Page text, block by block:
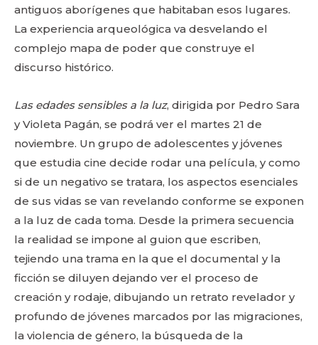
antiguos aborígenes que habitaban esos lugares.
La experiencia arqueológica va desvelando el
complejo mapa de poder que construye el
discurso histórico.
Las edades sensibles a la luz, dirigida por Pedro Sara
y Violeta Pagán, se podrá ver el martes 21 de
noviembre. Un grupo de adolescentes y jóvenes
que estudia cine decide rodar una película, y como
si de un negativo se tratara, los aspectos esenciales
de sus vidas se van revelando conforme se exponen
a la luz de cada toma. Desde la primera secuencia
la realidad se impone al guion que escriben,
tejiendo una trama en la que el documental y la
ficción se diluyen dejando ver el proceso de
creación y rodaje, dibujando un retrato revelador y
profundo de jóvenes marcados por las migraciones,
la violencia de género, la búsqueda de la